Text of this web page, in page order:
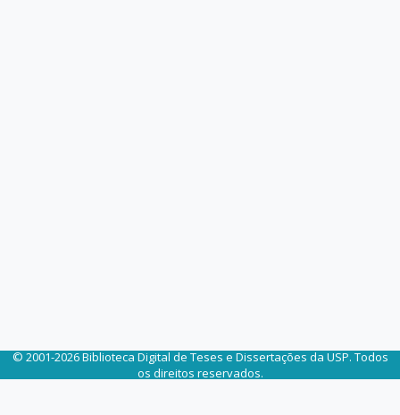
© 2001-2026 Biblioteca Digital de Teses e Dissertações da USP. Todos
os direitos reservados.